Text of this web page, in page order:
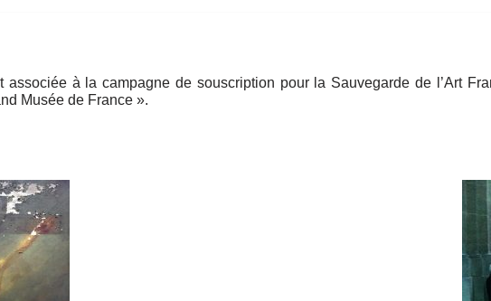
associée à la campagne de souscription pour la Sauvegarde de l’Art
Musée de France ».